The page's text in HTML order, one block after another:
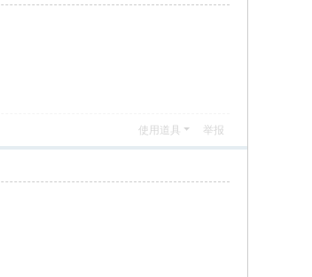
使用道具 举报